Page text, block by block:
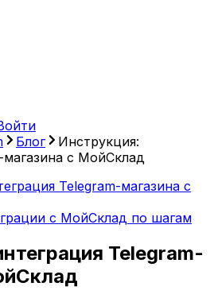
Блог
Инструкция:
магазина с МойСклад
Telegram-магазина с
с МойСклад по шагам
Telegram-